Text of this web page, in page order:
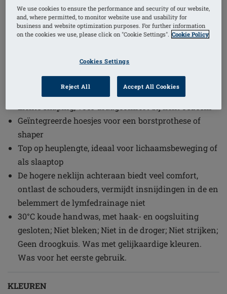
1/4
Bestelcode: 44812 Liane Top
Brede & gewatteerde schouderbandjes, voor hoog
draagcomfort en ontlasten van de schouders
Geïntegreerde hoesjes voor een borstprothese of
shaper
Top op heuplengte, ideaal voor lichaamsbeweging of
als slaaptop
De hogere neklijn achteraan biedt veel comfort,
ontlast de schouders, vermijdt insnijdingen in de en
belemmert de lymfedrainage niet
30°C koude handwas, met haak- en oogsluiting
gesloten; Niet bleken; Niet in de droger; Niet strijken;
Geen droogkuis. Was met gelijkaardige kleuren.
Was voor het eerste gebruik.
KLEUREN
We use cookies to ensure the performance and security of our website,
and, where permitted, to monitor website use and usability for
business and website optimization purposes. For further information
on the cookies we use, please click on "Cookie Settings". Cookie Policy
Cookies Settings
Reject All Accept All Cookies